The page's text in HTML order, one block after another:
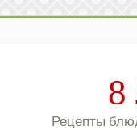
Рецепты